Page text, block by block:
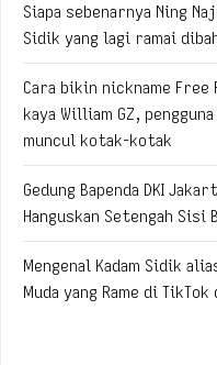
Siapa sebenarnya Ning
Sidik yang lagi ramai
Cara bikin nickname
kaya William GZ,
muncul kotak-kotak
Gedung Bapenda DKI
Hanguskan Setengah Sisi
Mengenal Kadam Sidik
Muda yang Rame di